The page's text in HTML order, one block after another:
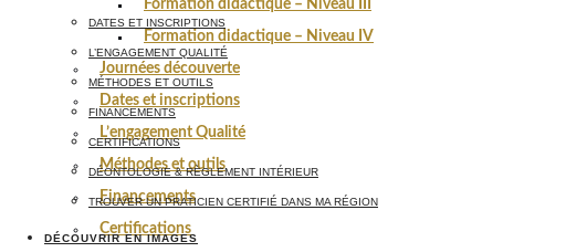
Formation didactique – Niveau III
Formation didactique – Niveau IV
Journées découverte
Dates et inscriptions
L’engagement Qualité
Méthodes et outils
Financements
Certifications
DATES ET INSCRIPTIONS
L’ENGAGEMENT QUALITÉ
MÉTHODES ET OUTILS
FINANCEMENTS
CERTIFICATIONS
DÉONTOLOGIE & RÈGLEMENT INTÉRIEUR
TROUVER UN PRATICIEN CERTIFIÉ DANS MA RÉGION
DÉCOUVRIR EN IMAGES